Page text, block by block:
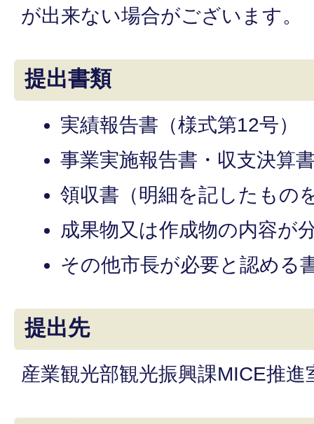
が出来ない場合がございます。
提出書類
実績報告書（様式第12号）
事業実施報告書・収支決算
領収書（明細を記したもの
成果物又は作成物の内容が
その他市長が必要と認める
提出先
産業観光部観光振興課MICE推進